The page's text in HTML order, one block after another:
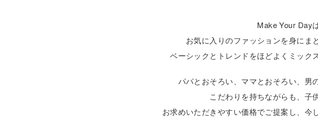
Make Your Day
お気に入りのファッションを身にま
ベーシックとトレンドをほどよくミック
パパとおそろい、ママとおそろい、男
こだわりを持ちながらも、子
お求めいただきやすい価格でご提案し、今